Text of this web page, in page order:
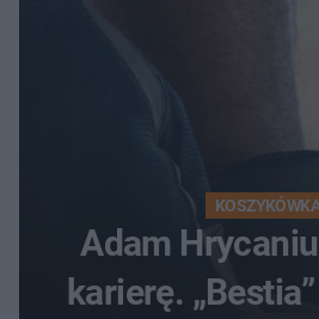
KOSZYKÓWKA
Adam
karierę.